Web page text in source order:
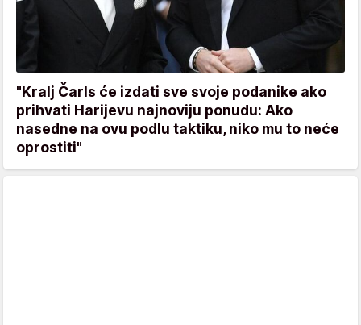
"Kralj Čarls će izdati sve svoje podanike ako
prihvati Harijevu najnoviju ponudu: Ako
nasedne na ovu podlu taktiku, niko mu to neće
oprostiti"